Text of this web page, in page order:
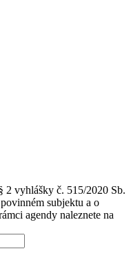
2 vyhlášky č. 515/2020 Sb.
subjektu a o
agendy naleznete na